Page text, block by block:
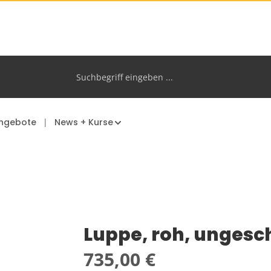
News + Kurse
Luppe, roh,
Regulärer Preis:
735,00 €